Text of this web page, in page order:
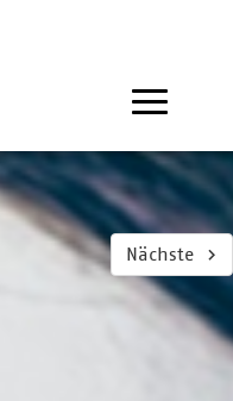
Nächste